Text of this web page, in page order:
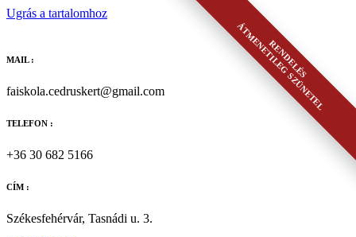
RENDELÉS
ÁTMENETILEG SZÜNETEL
Ugrás a tartalomhoz
MAIL :
faiskola.cedruskert@gmail.com
TELEFON :
+36 30 682 5166
CÍM :
Székesfehérvár, Tasnádi u. 3.